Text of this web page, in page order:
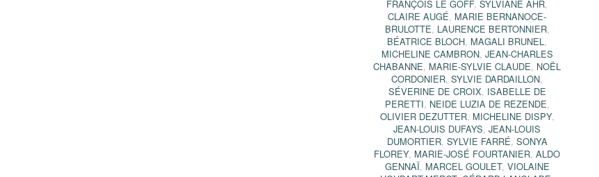
FRANÇOIS LE GOFF, SYLVIANE AHR,
CLAIRE AUGÉ, MARIE BERNANOCE-
BRULOTTE, LAURENCE BERTONNIER,
BÉATRICE BLOCH, MAGALI BRUNEL ,
MICHELINE CAMBRON, JEAN-CHARLES
CHABANNE, MARIE-SYLVIE CLAUDE, NOËL
CORDONIER, SYLVIE DARDAILLON,
SÉVERINE DE CROIX, ISABELLE DE
PERETTI, NEIDE LUZIA DE REZENDE,
OLIVIER DEZUTTER, MICHELINE DISPY,
JEAN-LOUIS DUFAYS, JEAN-LOUIS
DUMORTIER, SYLVIE FARRÉ, SONYA
FLOREY, MARIE-JOSÉ FOURTANIER, ALDO
GENNAÏ, MARCEL GOULET, VIOLAINE